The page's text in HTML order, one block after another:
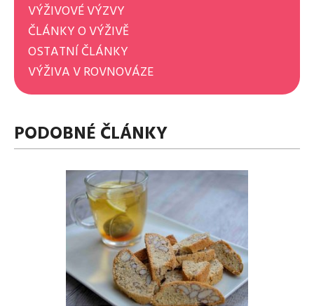
VÝŽIVOVÉ VÝZVY
ČLÁNKY O VÝŽIVĚ
OSTATNÍ ČLÁNKY
VÝŽIVA V ROVNOVÁZE
PODOBNÉ ČLÁNKY